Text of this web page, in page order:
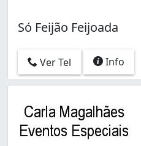
Só Feijão Feijoada
Ver Tel Info